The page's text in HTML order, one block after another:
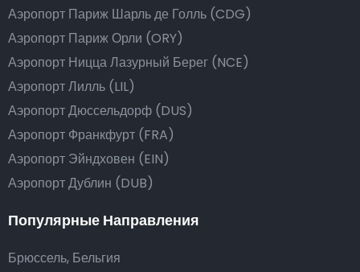
Аэропорт Париж Шарль де Голль (CDG)
Аэропорт Париж Орли (ORY)
Аэропорт Ницца Лазурный Берег (NCE)
Аэропорт Лилль (LIL)
Аэропорт Дюссельдорф (DUS)
Аэропорт Франкфурт (FRA)
Аэропорт Эйндховен (EIN)
Аэропорт Дублин (DUB)
Популярные Направления
Брюссель, Бельгия